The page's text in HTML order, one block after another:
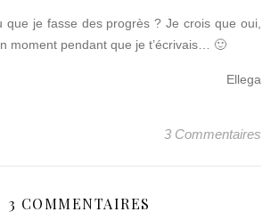
que je fasse des progrès ? Je crois que oui,
moment pendant que je t’écrivais… 🙂
Ellega
3 Commentaires
3 COMMENTAIRES